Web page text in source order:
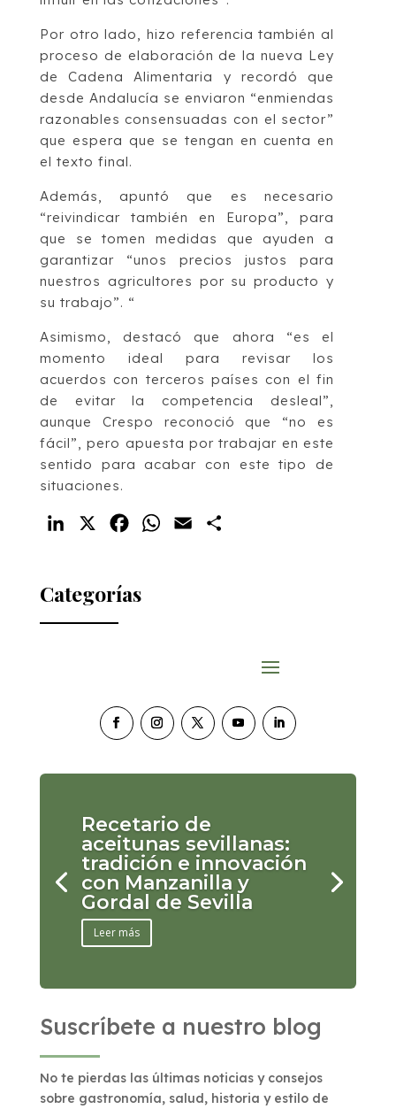
Por otro lado, hizo referencia también al
proceso de elaboración de la nueva Ley
de Cadena Alimentaria y recordó que
desde Andalucía se enviaron “enmiendas
razonables consensuadas con el sector”
que espera que se tengan en cuenta en
el texto final.
Además, apuntó que es necesario
“reivindicar también en Europa”, para
que se tomen medidas que ayuden a
garantizar “unos precios justos para
nuestros agricultores por su producto y
su trabajo”. “
Asimismo, destacó que ahora “es el
momento ideal para revisar los
acuerdos con terceros países con el fin
de evitar la competencia desleal”,
aunque Crespo reconoció que “no es
fácil”, pero apuesta por trabajar en este
sentido para acabar con este tipo de
situaciones.
LinkedIn FacebookWhatsApp
Email
Categorías
Recetario de
aceitunas sevillanas:
tradición e innovación
con Manzanilla y
Gordal de Sevilla
Leer más
Suscríbete a nuestro blog
No te pierdas las últimas noticias y consejos
sobre gastronomía, salud, historia y estilo de